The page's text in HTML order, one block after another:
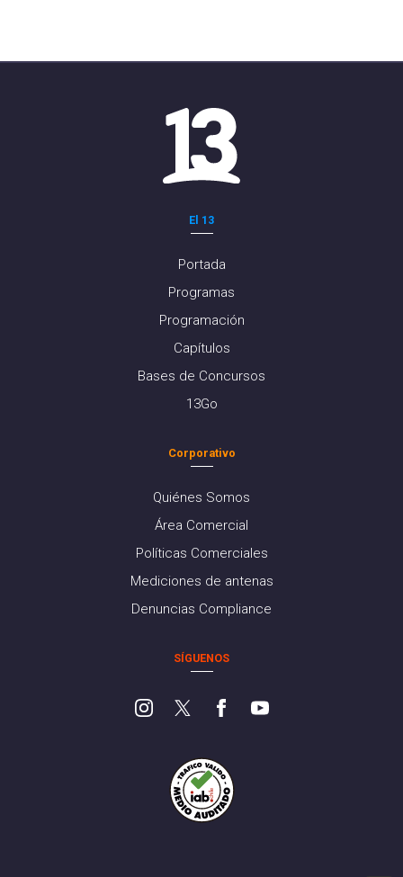
El 13
Portada
Programas
Programación
Capítulos
Bases de Concursos
13Go
Corporativo
Quiénes Somos
Área Comercial
Políticas Comerciales
Mediciones de antenas
Denuncias Compliance
SÍGUENOS